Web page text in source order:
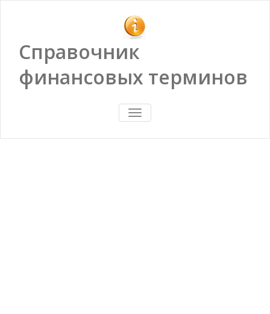
Справочник
финансовых терминов
ПОКАЗАТЬ/
СКРЫТЬ